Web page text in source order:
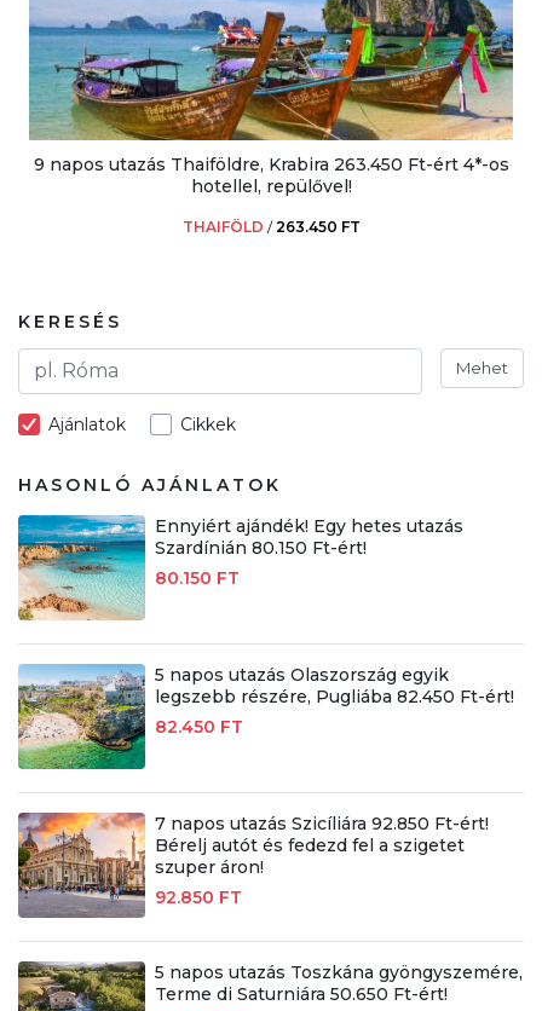
9 napos utazás Thaiföldre, Krabira 263.450 Ft-ért 4*-os
hotellel, repülővel!
THAIFÖLD /263.450 FT
KERESÉS
Mehet
Ajánlatok Cikkek
HASONLÓ AJÁNLATOK
Ennyiért ajándék! Egy hetes utazás
Szardínián 80.150 Ft-ért!
80.150 FT
5 napos utazás Olaszország egyik
legszebb részére, Pugliába 82.450 Ft-ért!
82.450 FT
7 napos utazás Szicíliára 92.850 Ft-ért!
Bérelj autót és fedezd fel a szigetet
szuper áron!
92.850 FT
5 napos utazás Toszkána gyöngyszemére,
Terme di Saturniára 50.650 Ft-ért!